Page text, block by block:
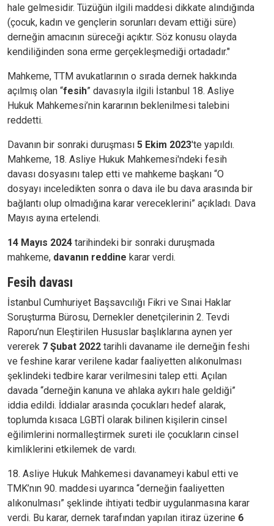
hale gelmesidir. Tüzüğün ilgili maddesi dikkate alındığında
(çocuk, kadın ve gençlerin sorunları devam ettiği süre)
derneğin amacının süreceği açıktır. Söz konusu olayda
kendiliğinden sona erme gerçekleşmediği ortadadır."
Mahkeme, TTM avukatlarının o sırada dernek hakkında
açılmış olan “fesih” davasıyla ilgili İstanbul 18. Asliye
Hukuk Mahkemesi’nin kararının beklenilmesi talebini
reddetti.
Davanın bir sonraki duruşması 5 Ekim 2023'te yapıldı.
Mahkeme, 18. Asliye Hukuk Mahkemesi'ndeki fesih
davası dosyasını talep etti ve mahkeme başkanı “O
dosyayı inceledikten sonra o dava ile bu dava arasında bir
bağlantı olup olmadığına karar vereceklerini” açıkladı. Dava
Mayıs ayına ertelendi.
14 Mayıs 2024 tarihindeki bir sonraki duruşmada
mahkeme, davanın reddine karar verdi.
Fesih davası
İstanbul Cumhuriyet Başsavcılığı Fikri ve Sınai Haklar
Soruşturma Bürosu, Dernekler denetçilerinin 2. Tevdi
Raporu’nun Eleştirilen Hususlar başlıklarına aynen yer
vererek 7 Şubat 2022 tarihli davaname ile derneğin feshi
ve feshine karar verilene kadar faaliyetten alıkonulması
şeklindeki tedbire karar verilmesini talep etti. Açılan
davada “derneğin kanuna ve ahlaka aykırı hale geldiği”
iddia edildi. İddialar arasında çocukları hedef alarak,
toplumda kısaca LGBTİ olarak bilinen kişilerin cinsel
eğilimlerini normalleştirmek sureti ile çocukların cinsel
kimliklerini etkilemek de vardı.
18. Asliye Hukuk Mahkemesi davanameyi kabul etti ve
TMK’nın 90. maddesi uyarınca “derneğin faaliyetten
alıkonulması” şeklinde ihtiyati tedbir uygulanmasına karar
verdi. Bu karar, dernek tarafından yapılan itiraz üzerine 6